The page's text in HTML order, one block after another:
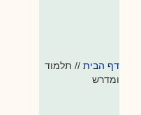
דף הבית // תלמוד
ומדרש